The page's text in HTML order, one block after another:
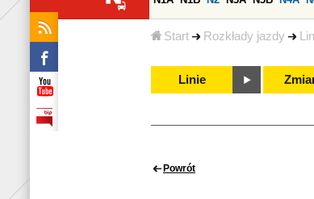
Start Rozkłady jazdy
Linie
Powrót